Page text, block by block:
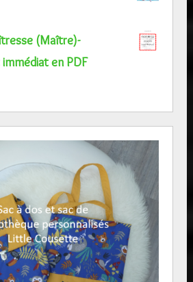
(Maître)-
en PDF